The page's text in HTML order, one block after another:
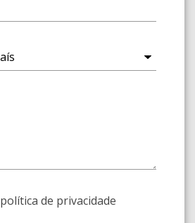
política de privacidade